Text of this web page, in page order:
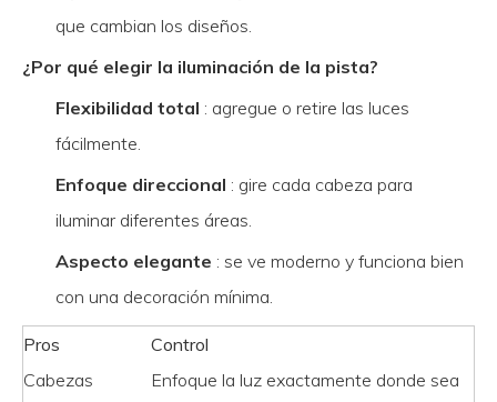
que cambian los diseños.
¿Por qué elegir la iluminación de la pista?
Flexibilidad total : agregue o retire las luces
fácilmente.
Enfoque direccional : gire cada cabeza para
iluminar diferentes áreas.
Aspecto elegante : se ve moderno y funciona bien
con una decoración mínima.
Pros
Control
Cabezas
Enfoque la luz exactamente donde sea